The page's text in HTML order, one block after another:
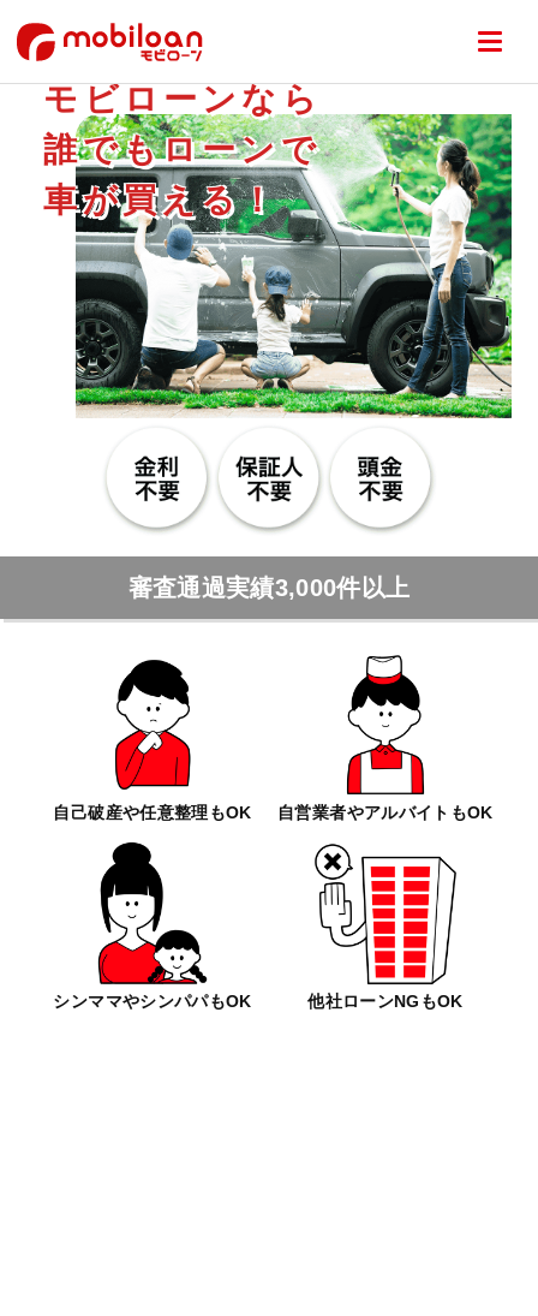
モビローンなら
誰でもローンで
車が買える！
審査通過実績3,000件以上
自己破産や任意整理もOK 自営業者やアルバイトもOK
シンママやシンパパもOK 他社ローンNGもOK